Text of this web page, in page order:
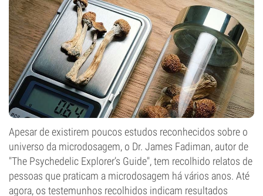
Apesar de existirem poucos estudos reconhecidos sobre o
universo da microdosagem, o Dr. James Fadiman, autor de
"The Psychedelic Explorer’s Guide", tem recolhido relatos de
pessoas que praticam a microdosagem há vários anos. Até
agora, os testemunhos recolhidos indicam resultados